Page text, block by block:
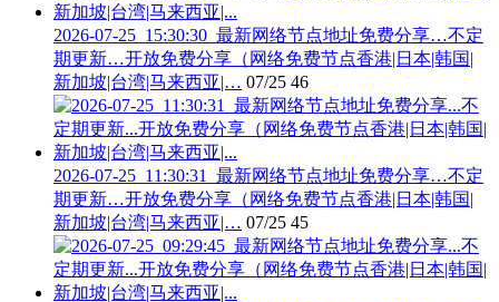
2026-07-25_15:30:30_最新网络节点地址免费分享…不定
期更新…开放免费分享（网络免费节点香港|日本|韩国|
新加坡|台湾|马来西亚|… 07/25 46
2026-07-25_11:30:31_最新网络节点地址免费分享…不定
期更新…开放免费分享（网络免费节点香港|日本|韩国|
新加坡|台湾|马来西亚|… 07/25 45